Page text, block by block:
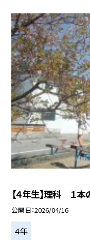
【４年生】理科 １
公開日 2026/04/16
４年